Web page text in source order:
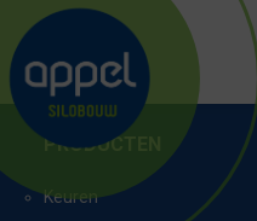
DREMPT_6094
PRODUCTEN
Keuren